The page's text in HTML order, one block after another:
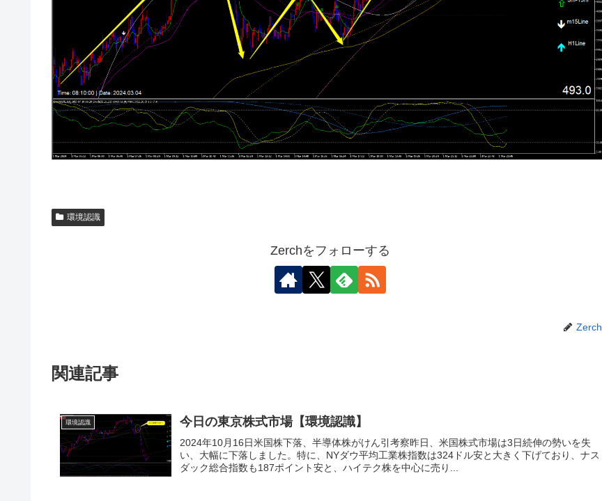
環境認識
Zerchをフォローする
Zerch
関連記事
環境認識 今日の東京株式市場【環境認識】
2024年10月16日米国株下落、半導体株がけん引考察昨日、米国株式市場は3日続伸の勢いを失
い、大幅に下落しました。特に、NYダウ平均工業株指数は324ドル安と大きく下げており、ナス
ダック総合指数も187ポイント安と、ハイテク株を中心に売り...